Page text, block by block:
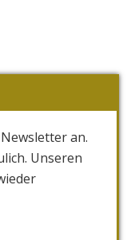
an.
Unseren